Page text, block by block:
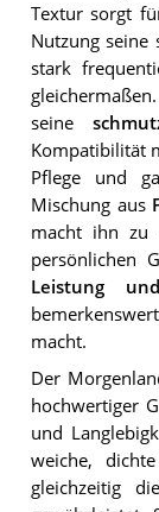
Textur sorgt
Nutzung
stark
seine
Kompatibilität
Pflege und
Mischung aus
macht ihn zu
persönlichen
Leistung
macht.
Der
hochwertiger
und
weiche,
gleichzeitig